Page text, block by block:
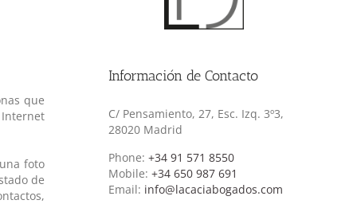
que
foto
de
Información de Contacto
C/ Pensamiento, 27, Esc. Izq. 3º3,
28020 Madrid
Phone: +34 91 571 8550
Mobile: +34 650 987 691
Email: info@lacaciabogados.com